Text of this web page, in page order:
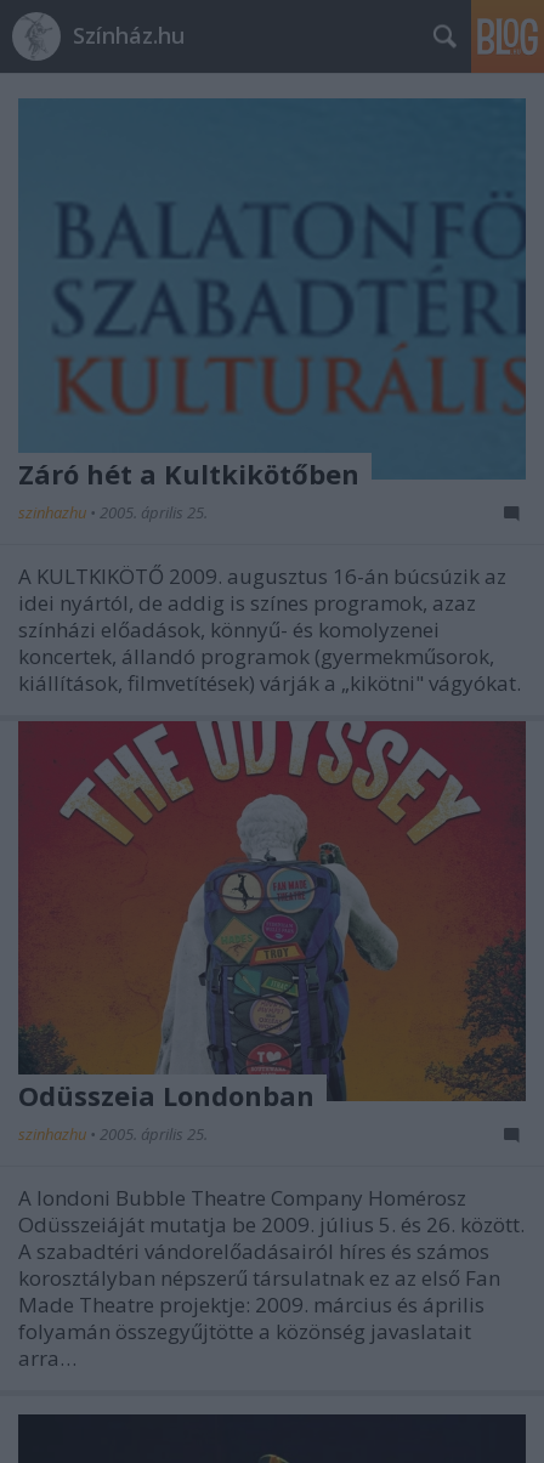
Színház.hu
Záró hét a Kultkikötőben
szinhazhu • 2005. április 25.
A KULTKIKÖTŐ 2009. augusztus 16-án búcsúzik az
idei nyártól, de addig is színes programok, azaz
színházi előadások, könnyű- és komolyzenei
koncertek, állandó programok (gyermekműsorok,
kiállítások, filmvetítések) várják a „kikötni" vágyókat.
Odüsszeia Londonban
szinhazhu • 2005. április 25.
A londoni Bubble Theatre Company Homérosz
Odüsszeiáját mutatja be 2009. július 5. és 26. között.
A szabadtéri vándorelőadásairól híres és számos
korosztályban népszerű társulatnak ez az első Fan
Made Theatre projektje: 2009. március és április
folyamán összegyűjtötte a közönség javaslatait
arra…